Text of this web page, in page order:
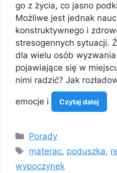
go z życia, co jasno
Możliwe jest jednak
konstruktywnego i
stresogennych sytuacji.
dla wielu osób
pojawiające się w
nimi radzić? Jak
emocje i Czytaj dalej
Kategorie
Porady
Tagi
materac, poduszka,
wypoczynek